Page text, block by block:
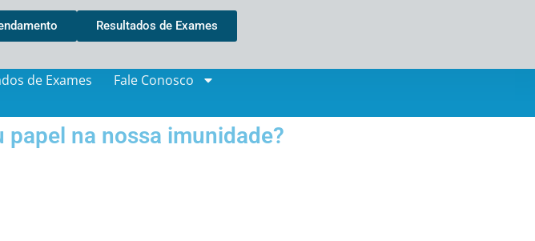
Resultados de Exames
de Exames Fale Conosco
papel na nossa imunidade?